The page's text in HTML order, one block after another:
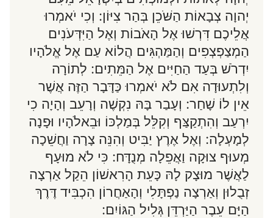
יְהוָה צְבָאוֹת הַשֹּׁכֵן בְּהַר צִיּוֹן: וְכִי יֹאמְרוּ
אֲלֵיכֶם דִּרְשׁוּ אֶל הָאֹבוֹת וְאֶל הַיִּדְּעֹנִים
הַמְצַפְצְפִים וְהַמַּהְגִּים הֲלוֹא עַם אֶל אֱלֹהָיו
יִדְרֹשׁ בְּעַד הַחַיִּים אֶל הַמֵּתִים: לְתוֹרָה
וְלִתְעוּדָה אִם לֹא יֹאמְרוּ כַּדָּבָר הַזֶּה אֲשֶׁר
אֵין לוֹ שָׁחַר: וְעָבַר בָּהּ נִקְשֶׁה וְרָעֵב וְהָיָה כִי
יִרְעַב וְהִתְקַצַּף וְקִלֵּל בְּמַלְכּוֹ וּבֵאלֹהָיו וּפָנָה
לְמָעְלָה: וְאֶל אֶרֶץ יַבִּיט וְהִנֵּה צָרָה וַחֲשֵׁכָה
מְעוּף צוּקָה וַאֲפֵלָה מְנֻדָּח: כִּי לֹא מוּעָף
לַאֲשֶׁר מוּצָק לָהּ כָּעֵת הָרִאשׁוֹן הֵקַל אַרְצָה
זְבֻלוּן וְאַרְצָה נַפְתָּלִי וְהָאַחֲרוֹן הִכְבִּיד דֶּרֶךְ
הַיָּם עֵבֶר הַיַּרְדֵּן גְּלִיל הַגּוֹיִם: